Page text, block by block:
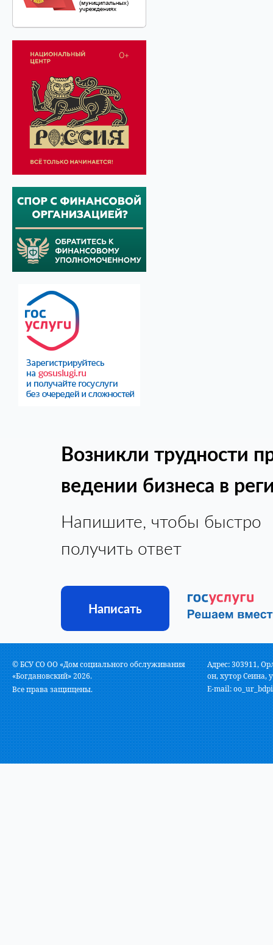
Возникли трудности
ведении бизнеса в
Напишите, чтобы быстро
получить ответ
Написать
© БСУ СО ОО «Дом социального обслуживания
«Богдановский» 2026.
Все права защищены.
Адрес: 303911,
он, хутор Сеина,
E-mail: